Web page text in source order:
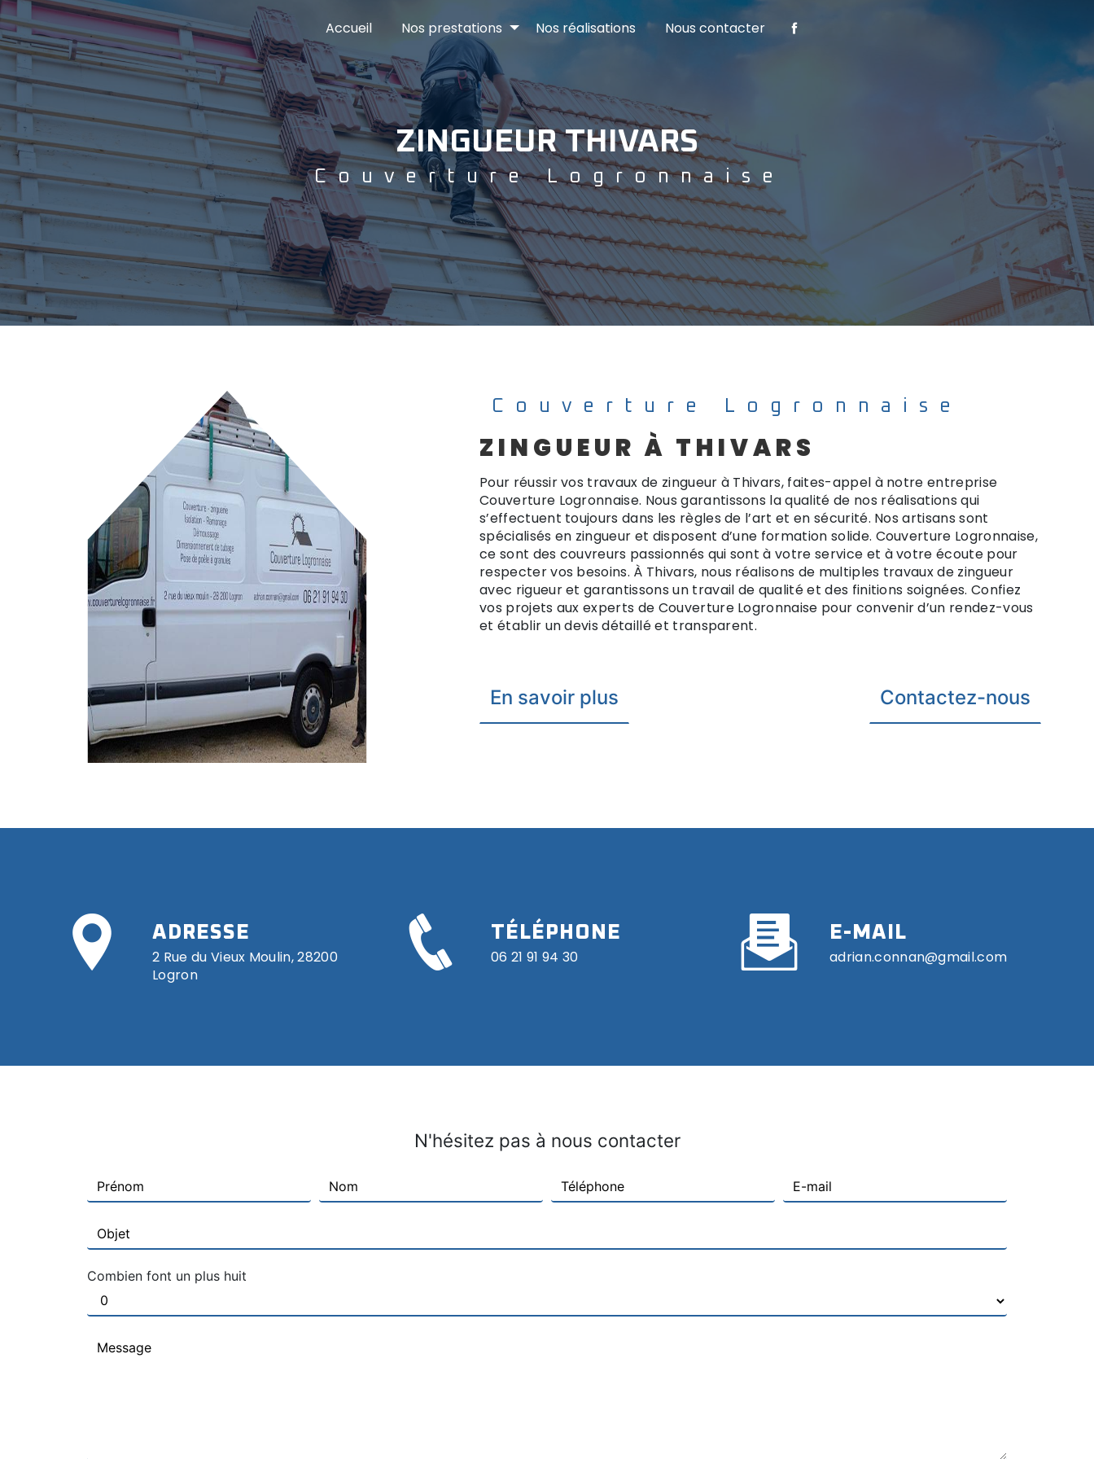
Accueil Nos prestations Nos réalisations Nous contacter
ZINGUEUR THIVARS
Couverture Logronnaise
Couverture Logronnaise
ZINGUEUR À THIVARS
Pour réussir vos travaux de zingueur à Thivars, faites-appel à notre entreprise
Couverture Logronnaise. Nous garantissons la qualité de nos réalisations qui
s’effectuent toujours dans les règles de l’art et en sécurité. Nos artisans sont
spécialisés en zingueur et disposent d’une formation solide. Couverture Logronnaise,
ce sont des couvreurs passionnés qui sont à votre service et à votre écoute pour
respecter vos besoins. À Thivars, nous réalisons de multiples travaux de zingueur
avec rigueur et garantissons un travail de qualité et des finitions soignées. Confiez
vos projets aux experts de Couverture Logronnaise pour convenir d’un rendez-vous
et établir un devis détaillé et transparent.
En savoir plus Contactez-nous
ADRESSE
2 Rue du Vieux Moulin, 28200
Logron
TÉLÉPHONE
06 21 91 94 30
E-MAIL
adrian.connan@gmail.com
N'hésitez pas à nous contacter
Combien font un plus huit
Panneau de gestion des cookies